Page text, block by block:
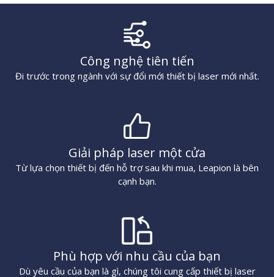
Công nghệ tiên tiến
Đi trước trong ngành với sự đổi mới thiết bị laser mới nhất.
Giải pháp laser một cửa
Từ lựa chọn thiết bị đến hỗ trợ sau khi mua, Leapion là bên
cạnh bạn.
Phù hợp với nhu cầu của bạn
Dù yêu cầu của bạn là gì, chúng tôi cung cấp thiết bị laser